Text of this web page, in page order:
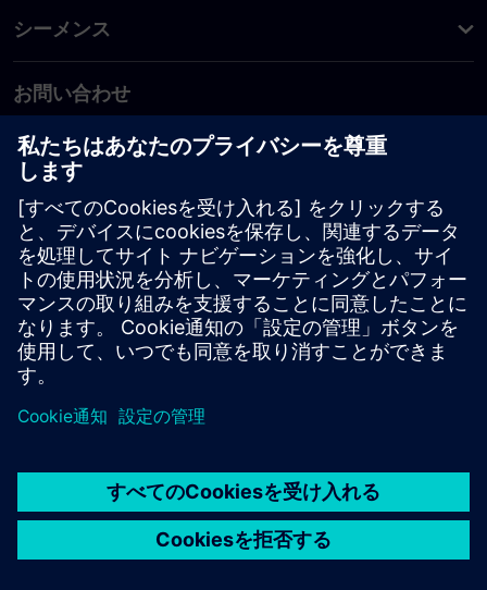
シーメンス
お問い合わせ
PLM製品のお問い合わせ
EDA製品のお問い合わせ
世界各地の事業拠点
サポート・センター
ご意見・ご要望
違法コピーの連絡先
© Siemens2026
タル・ミレニアム著作権法 (DMCA)
内部通報